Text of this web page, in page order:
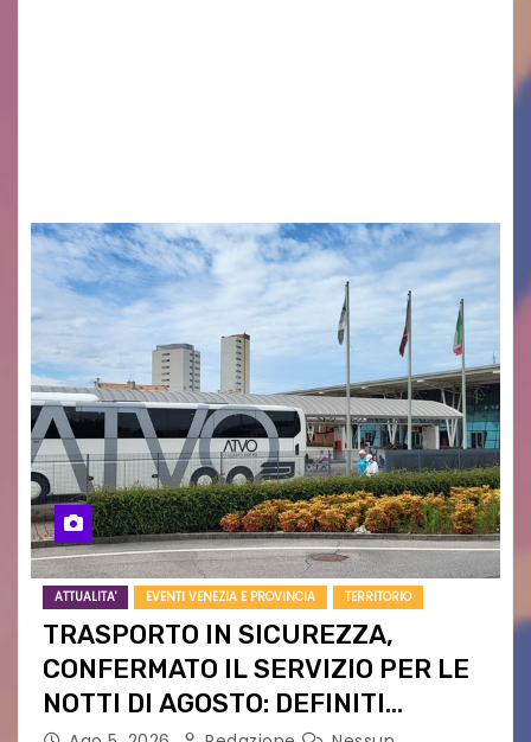
ATTUALITA' EVENTI VENEZIA E PROVINCIA TERRITORIO
TRASPORTO IN SICUREZZA,
CONFERMATO IL SERVIZIO PER LE
NOTTI DI AGOSTO: DEFINITI